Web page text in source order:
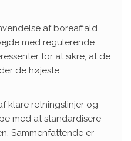
af boreaffald
med regulerende
for at sikre, at de
de højeste
klare retningslinjer og
med at standardisere
Sammenfattende er